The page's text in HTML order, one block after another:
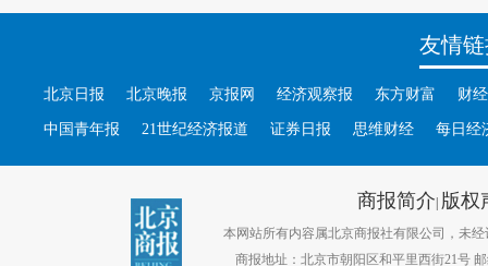
友情
北京日报 北京晚报 京报网 经济观察报 东方财富 财
中国青年报 21世纪经济报道 证券日报 思维财经 每日经
商报简介| 版权
本网站所有内容属北京商报社有限公司，未经
商报地址：北京市朝阳区和平里西街21号